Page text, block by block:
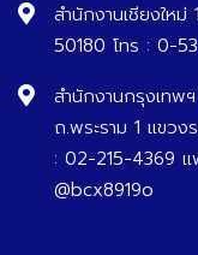
สำนักงานเชียงให
50180 โทร : 0-
สำนักงานกรุงเทพ
ถ.พระราม 1 แขว
: 02-215-4369
@bcx8919o